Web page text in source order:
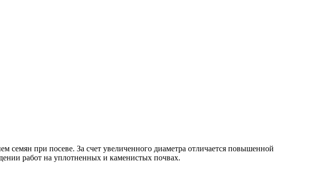
семян при посеве. За счет увеличенного диаметра отличается повышенной
работ на уплотненных и каменистых почвах.